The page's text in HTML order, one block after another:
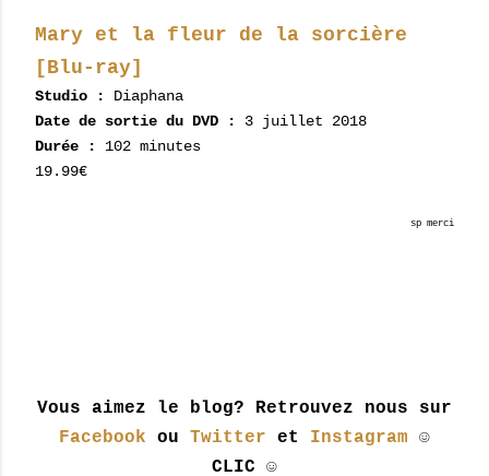
Mary et la fleur de la sorcière
[Blu-ray]
Studio :
Diaphana
Date de sortie du DVD :
3 juillet 2018
Durée :
102 minutes
19.99€
sp merci
Vous aimez le blog? Retrouvez nous sur
Facebook ou Twitter et Instagram ☺
CLIC ☺